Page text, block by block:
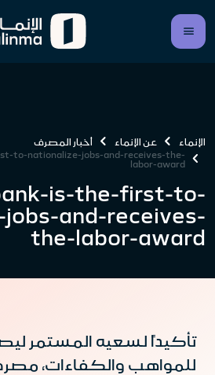
الإنماء عن الإنماء
أخبار المصرف
to-nationalize-jobs-and-receives-the-
labor-award
is-the-first-to-
and-receives-
the-labor-award
تأكيداً لسعيه المستمر
للمواهب والكفاءات، مصرف